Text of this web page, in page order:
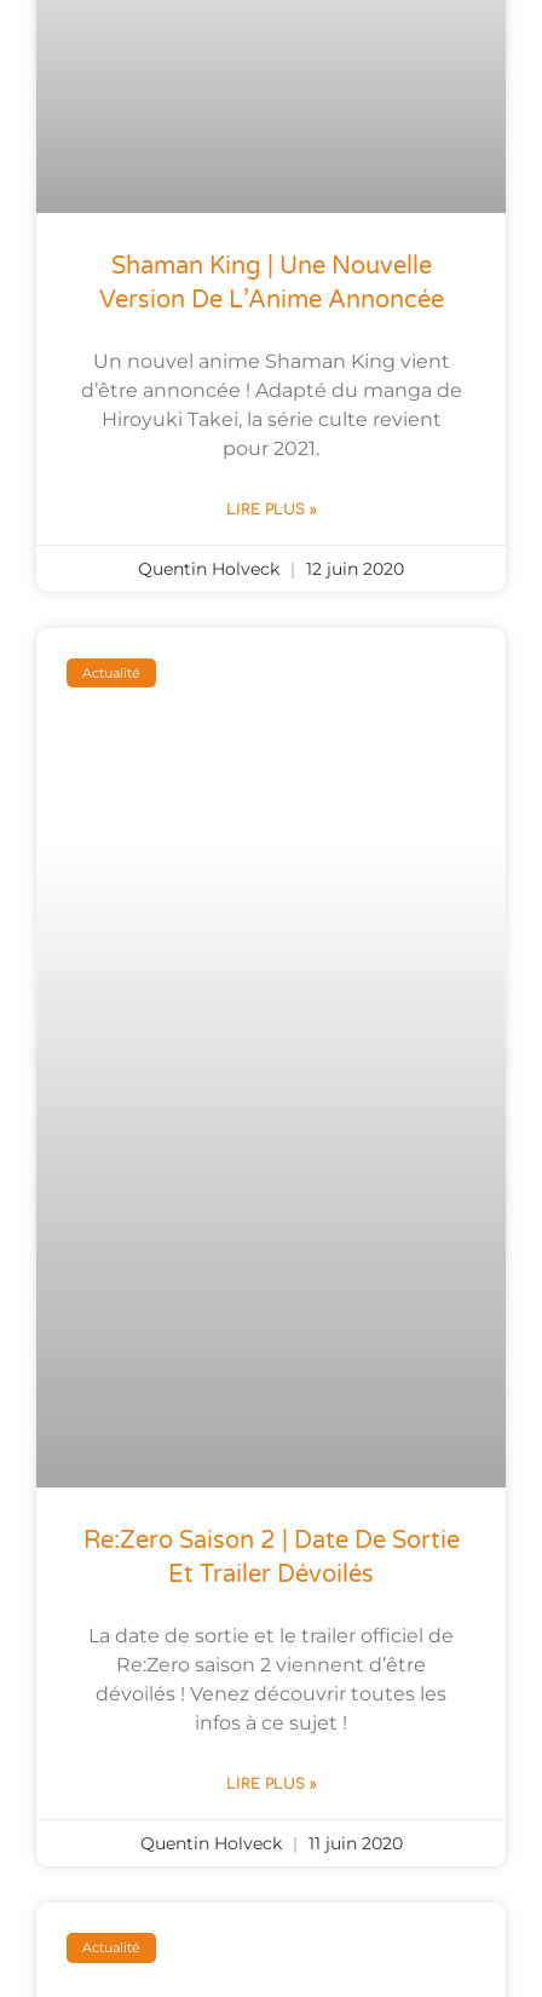
Shaman King | Une Nouvelle
Version De L’Anime Annoncée
Un nouvel anime Shaman King vient
d’être annoncée ! Adapté du manga de
Hiroyuki Takei, la série culte revient
pour 2021.
LIRE PLUS »
Quentin Holveck 12 juin 2020
Actualité
Re:Zero Saison 2 | Date De Sortie
Et Trailer Dévoilés
La date de sortie et le trailer officiel de
Re:Zero saison 2 viennent d’être
dévoilés ! Venez découvrir toutes les
infos à ce sujet !
LIRE PLUS »
Quentin Holveck 11 juin 2020
Actualité